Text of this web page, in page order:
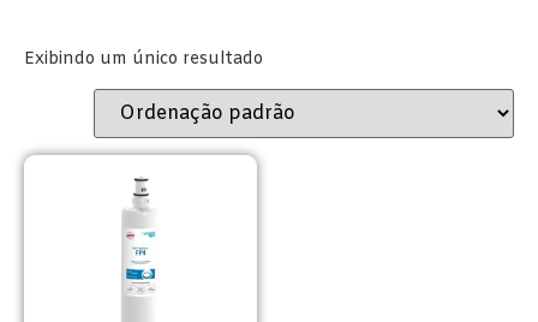
Exibindo um único resultado